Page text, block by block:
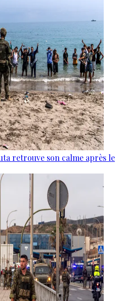
retrouve son calme après le